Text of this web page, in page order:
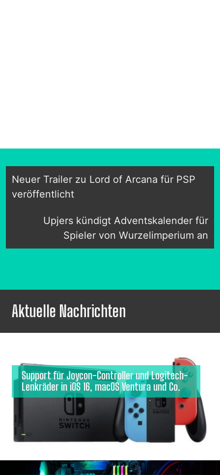
Neuer Trailer zu Lord of Arcana für PSP
veröffentlicht
Upjers kündigt Adventskalender für
Spieler von Wurzelimperium an
Aktuelle Nachrichten
Support für Joycon-Controller und Logitech-
Lenkräder in iOS 16, macOS Ventura und Co.